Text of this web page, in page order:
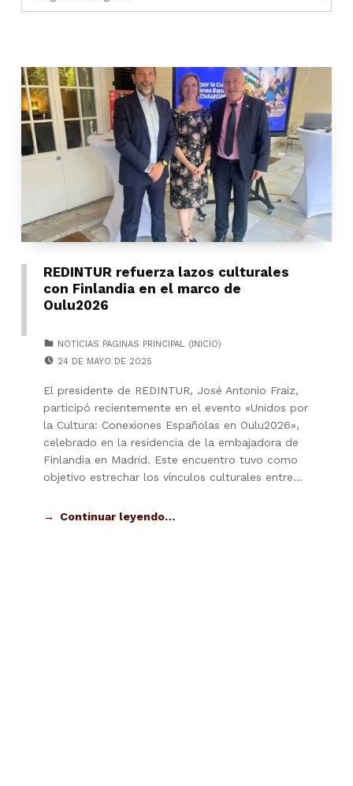
REDINTUR refuerza lazos culturales
con Finlandia en el marco de
Oulu2026
NOTICIAS PAGINAS PRINCIPAL (INICIO)
24 DE MAYO DE 2025
El presidente de REDINTUR, José Antonio Fraiz,
participó recientemente en el evento «Unidos por
la Cultura: Conexiones Españolas en Oulu2026»,
celebrado en la residencia de la embajadora de
Finlandia en Madrid. Este encuentro tuvo como
objetivo estrechar los vínculos culturales entre…
Continuar leyendo…